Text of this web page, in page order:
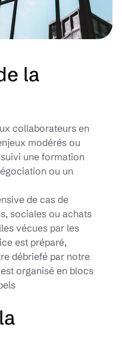
la
collaborateurs en
modérés ou
une formation
ou un
de cas de
sociales ou achats
vécues par les
est préparé,
débriefé par notre
organisé en blocs